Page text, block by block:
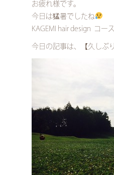
お疲れ様です。
今日は猛暑でしたね
KAGEMI hair design コー
今日の記事は、【久しぶ